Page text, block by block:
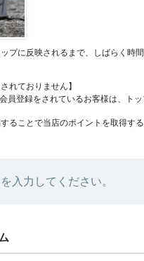
プに反映されるまで、しばらく時
れておりません】
員登録をされているお客様は、ト
ることで当店のポイントを取得する
入力してください。